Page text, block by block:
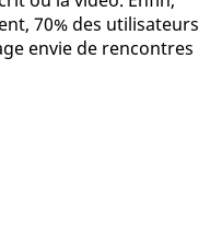
70% des utilisateurs
envie de rencontres